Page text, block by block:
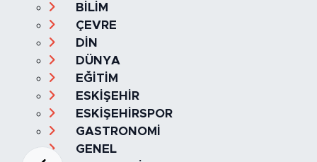
BİLİM
ÇEVRE
DİN
DÜNYA
EĞİTİM
ESKİŞEHİR
ESKİŞEHİRSPOR
GASTRONOMİ
GENEL